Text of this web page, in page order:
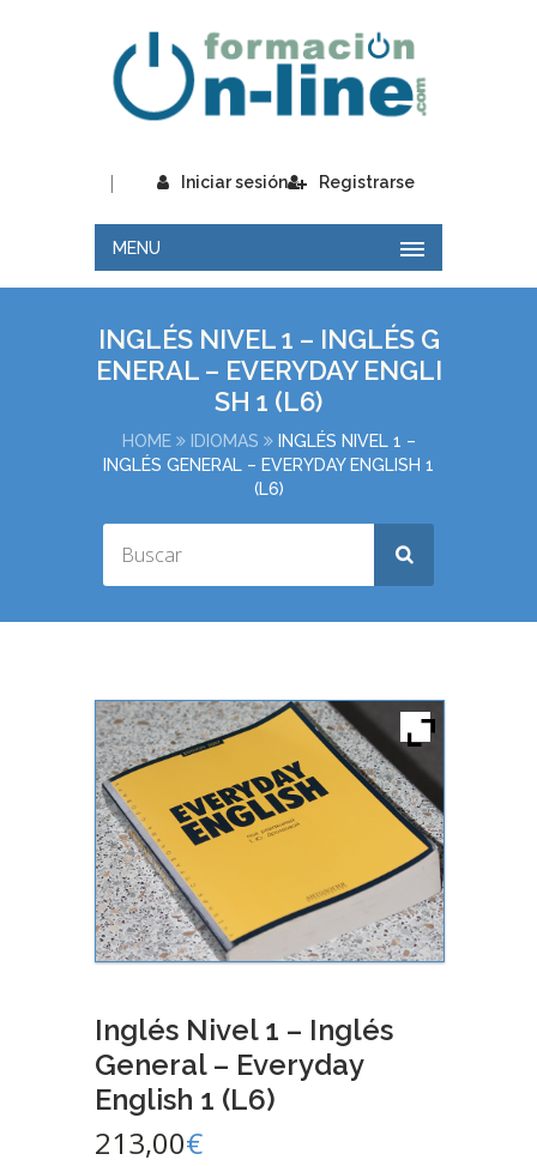
Iniciar sesión
| Registrarse
MENU
INGLÉS NIVEL 1 – INGLÉS G
ENERAL – EVERYDAY ENGLI
SH 1 (L6)
HOME IDIOMAS
INGLÉS NIVEL 1 –
INGLÉS GENERAL – EVERYDAY ENGLISH 1
(L6)
Inglés Nivel 1 – Inglés
General – Everyday
English 1 (L6)
213,00€